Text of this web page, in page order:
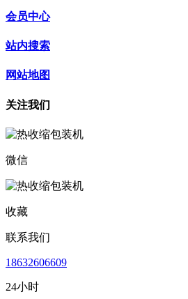
会员中心
站内搜索
网站地图
关注我们
微信
收藏
联系我们
18632606609
24小时